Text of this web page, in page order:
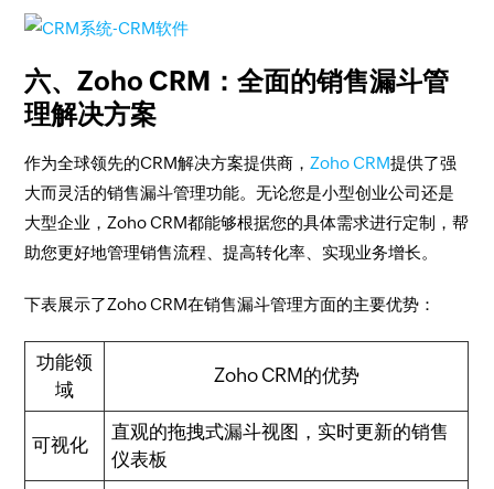
六、Zoho CRM：全面的销售漏斗管
理解决方案
作为全球领先的CRM解决方案提供商， Zoho CRM提供了强
大而灵活的销售漏斗管理功能。无论您是小型创业公司还是
大型企业，Zoho CRM都能够根据您的具体需求进行定制，帮
助您更好地管理销售流程、提高转化率、实现业务增长。
下表展示了Zoho CRM在销售漏斗管理方面的主要优势：
功能领
域
Zoho CRM的优势
可视化
直观的拖拽式漏斗视图，实时更新的销售
仪表板